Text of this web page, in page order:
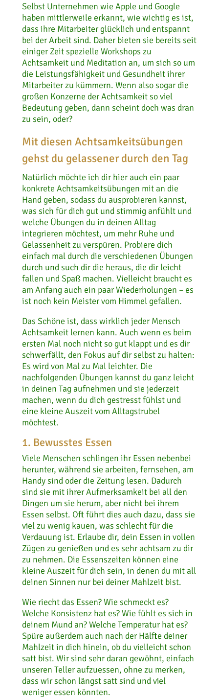
Selbst Unternehmen wie Apple und Google
haben mittlerweile erkannt, wie wichtig es ist,
dass ihre Mitarbeiter glücklich und entspannt
bei der Arbeit sind. Daher bieten sie bereits seit
einiger Zeit spezielle Workshops zu
Achtsamkeit und Meditation an, um sich so um
die Leistungsfähigkeit und Gesundheit ihrer
Mitarbeiter zu kümmern. Wenn also sogar die
großen Konzerne der Achtsamkeit so viel
Bedeutung geben, dann scheint doch was dran
zu sein, oder?
Mit diesen Achtsamkeitsübungen
gehst du gelassener durch den Tag
Natürlich möchte ich dir hier auch ein paar
konkrete Achtsamkeitsübungen mit an die
Hand geben, sodass du ausprobieren kannst,
was sich für dich gut und stimmig anfühlt und
welche Übungen du in deinen Alltag
integrieren möchtest, um mehr Ruhe und
Gelassenheit zu verspüren. Probiere dich
einfach mal durch die verschiedenen Übungen
durch und such dir die heraus, die dir leicht
fallen und Spaß machen. Vielleicht braucht es
am Anfang auch ein paar Wiederholungen – es
ist noch kein Meister vom Himmel gefallen.
Das Schöne ist, dass wirklich jeder Mensch
Achtsamkeit lernen kann. Auch wenn es beim
ersten Mal noch nicht so gut klappt und es dir
schwerfällt, den Fokus auf dir selbst zu halten:
Es wird von Mal zu Mal leichter. Die
nachfolgenden Übungen kannst du ganz leicht
in deinen Tag aufnehmen und sie jederzeit
machen, wenn du dich gestresst fühlst und
eine kleine Auszeit vom Alltagstrubel
möchtest.
1. Bewusstes Essen
Viele Menschen schlingen ihr Essen nebenbei
herunter, während sie arbeiten, fernsehen, am
Handy sind oder die Zeitung lesen. Dadurch
sind sie mit ihrer Aufmerksamkeit bei all den
Dingen um sie herum, aber nicht bei ihrem
Essen selbst. Oft führt dies auch dazu, dass sie
viel zu wenig kauen, was schlecht für die
Verdauung ist. Erlaube dir, dein Essen in vollen
Zügen zu genießen und es sehr achtsam zu dir
zu nehmen. Die Essenszeiten können eine
kleine Auszeit für dich sein, in denen du mit all
deinen Sinnen nur bei deiner Mahlzeit bist.
Wie riecht das Essen? Wie schmeckt es?
Welche Konsistenz hat es? Wie fühlt es sich in
deinem Mund an? Welche Temperatur hat es?
Spüre außerdem auch nach der Hälfte deiner
Mahlzeit in dich hinein, ob du vielleicht schon
satt bist. Wir sind sehr daran gewöhnt, einfach
unseren Teller aufzuessen, ohne zu merken,
dass wir schon längst satt sind und viel
weniger essen könnten.